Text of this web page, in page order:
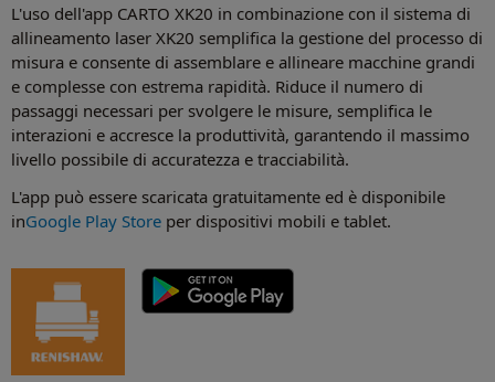
L'uso dell'app CARTO XK20 in combinazione con il sistema di
allineamento laser XK20 semplifica la gestione del processo di
misura e consente di assemblare e allineare macchine grandi
e complesse con estrema rapidità. Riduce il numero di
passaggi necessari per svolgere le misure, semplifica le
interazioni e accresce la produttività, garantendo il massimo
livello possibile di accuratezza e tracciabilità.
L'app può essere scaricata gratuitamente ed è disponibile
inGoogle Play Store per dispositivi mobili e tablet.